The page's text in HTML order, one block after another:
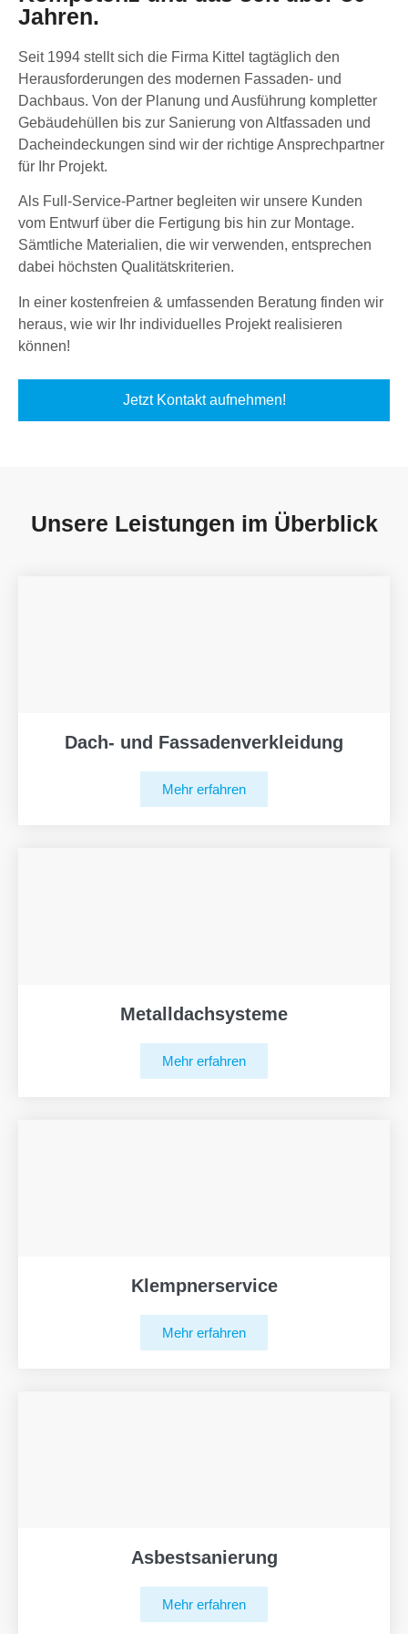
Jahren.
Seit 1994 stellt sich die Firma Kittel tagtäglich den
Herausforderungen des modernen Fassaden- und
Dachbaus. Von der Planung und Ausführung kompletter
Gebäudehüllen bis zur Sanierung von Altfassaden und
Dacheindeckungen sind wir der richtige Ansprechpartner
für Ihr Projekt.
Als Full-Service-Partner begleiten wir unsere Kunden
vom Entwurf über die Fertigung bis hin zur Montage.
Sämtliche Materialien, die wir verwenden, entsprechen
dabei höchsten Qualitätskriterien.
In einer kostenfreien & umfassenden Beratung finden wir
heraus, wie wir Ihr individuelles Projekt realisieren
können!
Jetzt Kontakt aufnehmen!
Unsere Leistungen im Überblick
Dach- und Fassadenverkleidung
Mehr erfahren
Metalldachsysteme
Mehr erfahren
Klempnerservice
Mehr erfahren
Asbestsanierung
Mehr erfahren